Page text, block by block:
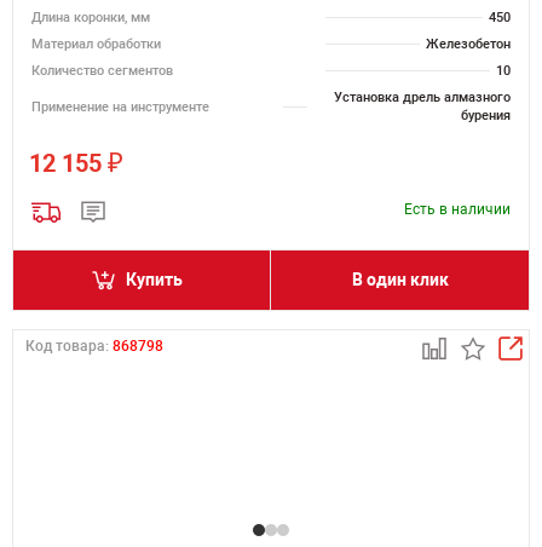
Длина коронки, мм
450
Материал обработки
Железобетон
Количество сегментов
10
Применение на инструменте
Установка дрель алмазного
бурения
12 155 ₽
Есть в наличии
Купить В один клик
Код товара: 868798